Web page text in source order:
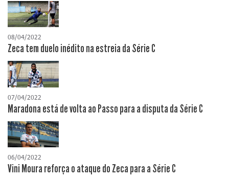
08/04/2022
Zeca tem duelo inédito na estreia da Série C
07/04/2022
Maradona está de volta ao Passo para a disputa da Série C
06/04/2022
Vini Moura reforça o ataque do Zeca para a Série C